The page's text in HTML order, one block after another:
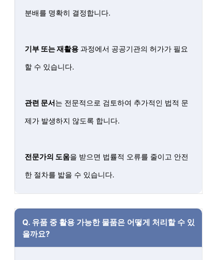
분배를 명확히 결정합니다.
기부 또는 재활용 과정에서 공공기관의 허가가 필요
할 수 있습니다.
관련 문서는 전문적으로 검토하여 추가적인 법적 문
제가 발생하지 않도록 합니다.
전문가의 도움을 받으면 법률적 오류를 줄이고 안전
한 절차를 밟을 수 있습니다.
Q. 유품 중 활용 가능한 물품은 어떻게 처리할 수 있
을까요?